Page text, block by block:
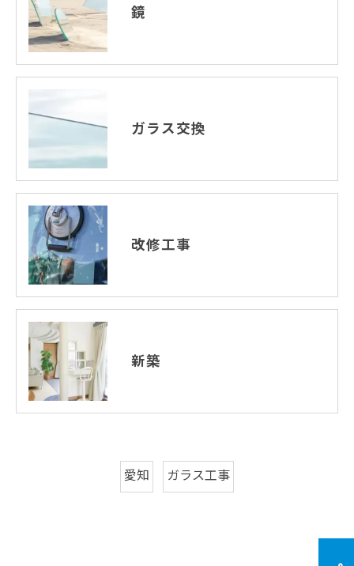
鏡
ガラス交換
改修工事
新築
愛知 ガラス工事